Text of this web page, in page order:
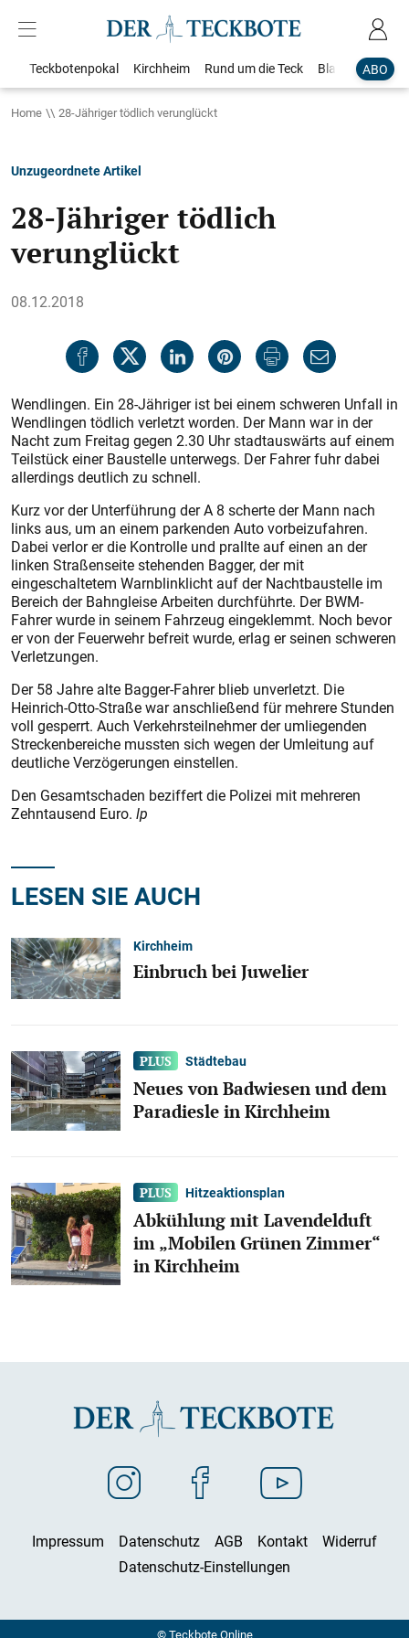
ABO
Teckbotenpokal Kirchheim Rund um die Teck Blaulicht
Home 28-Jähriger tödlich verunglückt
Unzugeordnete Artikel
28-Jähriger tödlich
verunglückt
08.12.2018
Wendlingen. Ein 28-Jähriger ist bei einem schweren Unfall in
Wendlingen tödlich verletzt worden. Der Mann war in der
Nacht zum Freitag gegen 2.30 Uhr stadtauswärts auf einem
Teilstück einer Baustelle unterwegs. Der Fahrer fuhr dabei
allerdings deutlich zu schnell.
Kurz vor der Unterführung der A 8 scherte der Mann nach
links aus, um an einem parkenden Auto vorbeizufahren.
Dabei verlor er die Kontrolle und prallte auf einen an der
linken Straßenseite stehenden Bagger, der mit
eingeschaltetem Warnblinklicht auf der Nachtbaustelle im
Bereich der Bahngleise Arbeiten durchführte. Der BWM-
Fahrer wurde in seinem Fahrzeug eingeklemmt. Noch bevor
er von der Feuerwehr befreit wurde, erlag er seinen schweren
Verletzungen.
Der 58 Jahre alte Bagger-Fahrer blieb unverletzt. Die
Heinrich-Otto-Straße war anschließend für mehrere Stunden
voll gesperrt. Auch Verkehrsteilnehmer der umliegenden
Streckenbereiche mussten sich wegen der Umleitung auf
deutliche Verzögerungen einstellen.
Den Gesamtschaden beziffert die Polizei mit mehreren
Zehntausend Euro. lp
LESEN SIE AUCH
Kirchheim
Einbruch bei Juwelier
Städtebau
Neues von Badwiesen und dem
Paradiesle in Kirchheim
Hitzeaktionsplan
Abkühlung mit Lavendelduft
im „Mobilen Grünen Zimmer“
in Kirchheim
Impressum Datenschutz AGB Kontakt
Widerruf
Datenschutz-Einstellungen
© Teckbote Online